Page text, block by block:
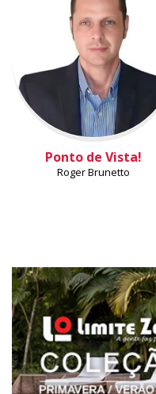
Ponto de Vista!
Roger Brunetto